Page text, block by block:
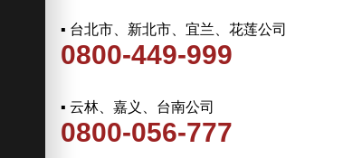
▪ 台北市、新北市、宜兰、花莲公司
0800-449-999
▪ 云林、嘉义、台南公司
0800-056-777